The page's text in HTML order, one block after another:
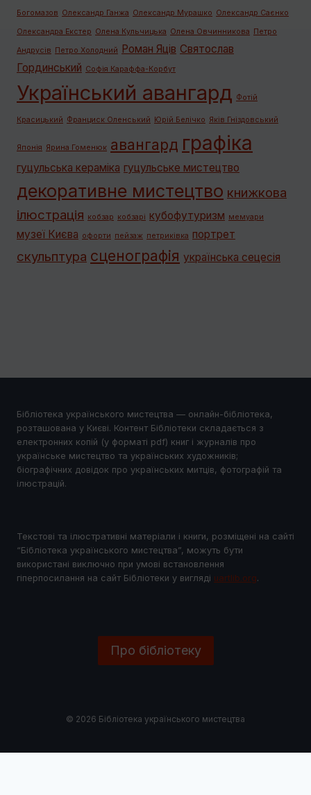
Богомазов Олександр Ганжа Олександр Мурашко Олександр Саєнко
Олександра Екстер Олена Кульчицька Олена Овчинникова Петро
Андрусів Петро Холодний Роман Яців Святослав
Гординський Софія Караффа-Корбут
Український авангард Фотій
Красицький Франциск Оленський Юрій Белічко Яків Гніздовський
Японія Ярина Гоменюк авангард графiка
гуцульська кераміка гуцульське мистецтво
декоративне мистецтво книжкова
ілюстрація кобзар кобзарі кубофутуризм мемуари
музеї Києва офорти пейзаж петриківка портрет
скульптура сценографія українська сецесія
Бібліотека українського мистецтва — онлайн-бібліотека,
розташована у Києві. Контент Бібліотеки складається з
електронних копій (у форматі pdf) книг і журналів про
українське мистецтво та українських художників;
біографічних довідок про українських митців, фотографій та
ілюстрацій.
Текстові та ілюстративні матеріали і книги, розміщені на сайті
“Бібліотека українського мистецтва”, можуть бути
використані виключно при умові встановлення
гіперпосилання на сайт Бібліотеки у виглядi uartlib.org.
Про бібліотеку
© 2026 Бібліотека українського мистецтва